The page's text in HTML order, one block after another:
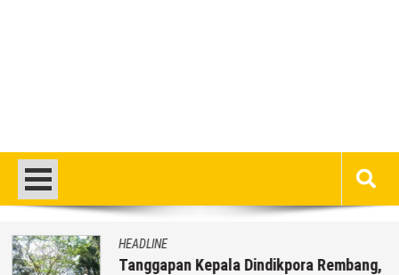
HEADLINE
Tanggapan Kepala Dindikpora Rembang,